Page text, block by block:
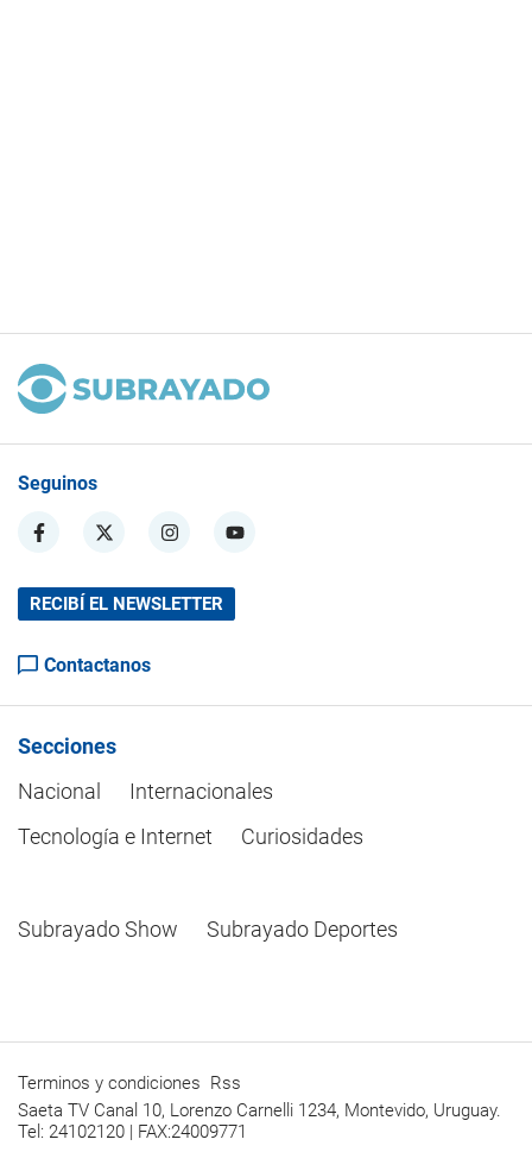
Seguinos
RECIBÍ EL NEWSLETTER
Contactanos
Secciones
Nacional
Internacionales
Tecnología e Internet
Curiosidades
Subrayado Show Subrayado Deportes
Terminos y condiciones Rss
Saeta TV Canal 10, Lorenzo Carnelli 1234, Montevido, Uruguay.
Tel: 24102120 | FAX:24009771